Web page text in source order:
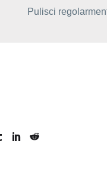
Pulisci